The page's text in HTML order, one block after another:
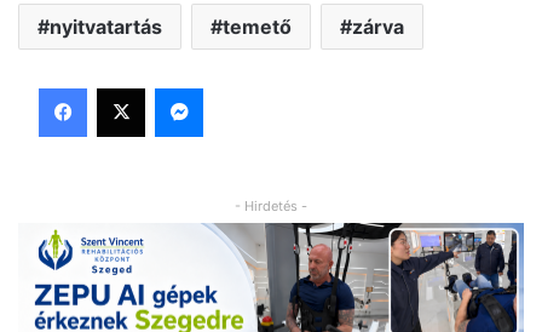
nyitvatartás temető zárva
Facebook
X Messenger
- Hirdetés -